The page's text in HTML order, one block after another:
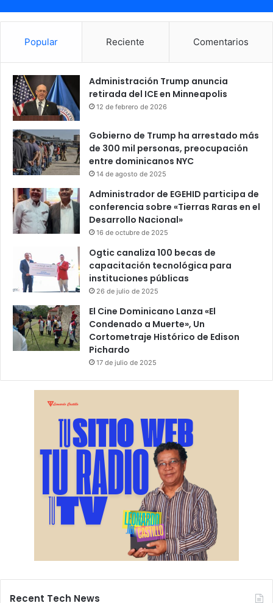
Popular Reciente Comentarios
Administración Trump anuncia
retirada del ICE en Minneapolis
12 de febrero de 2026
Gobierno de Trump ha arrestado más
de 300 mil personas, preocupación
entre dominicanos NYC
14 de agosto de 2025
Administrador de EGEHID participa de
conferencia sobre «Tierras Raras en el
Desarrollo Nacional»
16 de octubre de 2025
Ogtic canaliza 100 becas de
capacitación tecnológica para
instituciones públicas
26 de julio de 2025
El Cine Dominicano Lanza «El
Condenado a Muerte», Un
Cortometraje Histórico de Edison
Pichardo
17 de julio de 2025
Recent Tech News